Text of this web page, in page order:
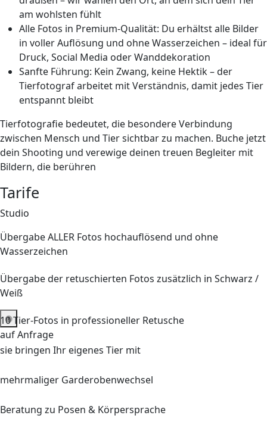
am wohlsten fühlt
Alle Fotos in Premium-Qualität: Du erhältst alle Bilder
in voller Auflösung und ohne Wasserzeichen – ideal für
Druck, Social Media oder Wanddekoration
Sanfte Führung: Kein Zwang, keine Hektik – der
Tierfotograf arbeitet mit Verständnis, damit jedes Tier
entspannt bleibt
Tierfotografie bedeutet, die besondere Verbindung
zwischen Mensch und Tier sichtbar zu machen. Buche jetzt
dein Shooting und verewige deinen treuen Begleiter mit
Bildern, die berühren
Tarife
Studio
Übergabe ALLER Fotos hochauflösend und ohne
Wasserzeichen
Übergabe der retuschierten Fotos zusätzlich in Schwarz /
Weiß
auf Anfrage
10Tier-Fotos in professioneller Retusche
sie bringen Ihr eigenes Tier mit
mehrmaliger Garderobenwechsel
Beratung zu Posen & Körpersprache